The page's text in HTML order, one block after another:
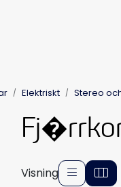
Elektriskt Stereo
Visning